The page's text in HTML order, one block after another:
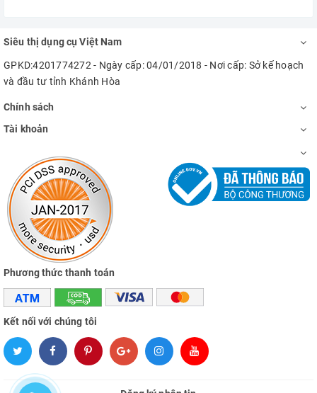
Siêu thị dụng cụ Việt Nam
GPKD:4201774272 - Ngày cấp: 04/01/2018 - Nơi cấp: Sở kế hoạch
và đầu tư tỉnh Khánh Hòa
Chính sách
Tài khoản
Phương thức thanh toán
Kết nối với chúng tôi